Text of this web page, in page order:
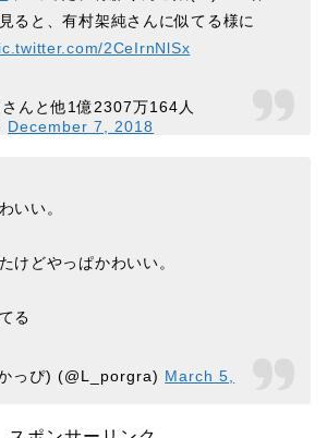
ると、有村架純さんに似てる様に
2CeIrnNlSx
んと他1億2307万164人
December 7, 2018
いい。
けどやっぱかわいい。
る
っぴ) (@L_porgra) March 5,